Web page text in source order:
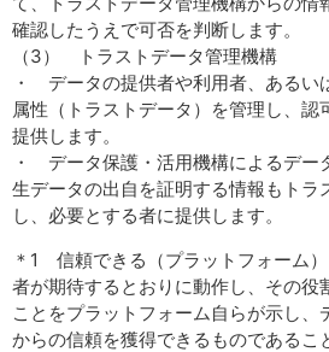
確認したうえで可否を判断します。
（3） トラストデータ管理機構
・ データの提供者や利用者、あるい
属性（トラストデータ）を管理し、認
提供します。
・ データ保護・活用機構によるデー
生データの出自を証明する情報もトラ
し、必要とする者に提供します。
＊1 信頼できる（プラットフォーム
者が期待するとおりに動作し、その役
ことをプラットフォーム自らが示し、
からの信頼を獲得できるものであるこ